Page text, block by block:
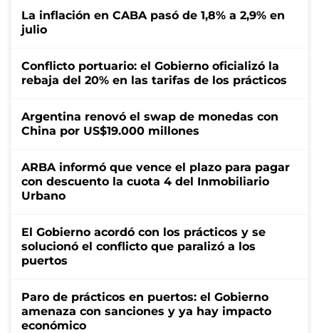
La inflación en CABA pasó de 1,8% a 2,9% en
julio
Conflicto portuario: el Gobierno oficializó la
rebaja del 20% en las tarifas de los prácticos
Argentina renovó el swap de monedas con
China por US$19.000 millones
ARBA informó que vence el plazo para pagar
con descuento la cuota 4 del Inmobiliario
Urbano
El Gobierno acordó con los prácticos y se
solucionó el conflicto que paralizó a los
puertos
Paro de prácticos en puertos: el Gobierno
amenaza con sanciones y ya hay impacto
económico